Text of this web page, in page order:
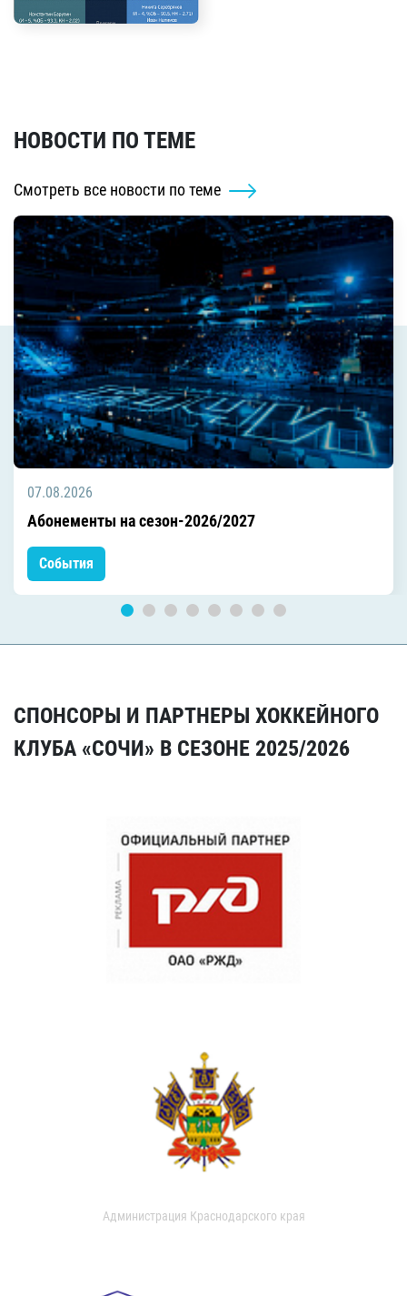
НОВОСТИ ПО ТЕМЕ
Смотреть все новости по теме
07.08.2026
Абонементы на сезон-2026/2027
События
СПОНСОРЫ И ПАРТНЕРЫ ХОККЕЙНОГО
КЛУБА «СОЧИ» В СЕЗОНЕ 2025/2026
Администрация Краснодарского края